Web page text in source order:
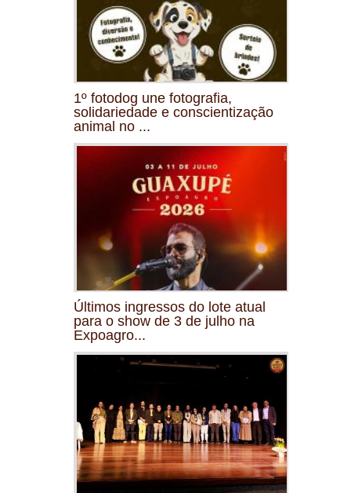
1º fotodog une fotografia,
solidariedade e conscientização
animal no ...
Últimos ingressos do lote atual
para o show de 3 de julho na
Expoagro...